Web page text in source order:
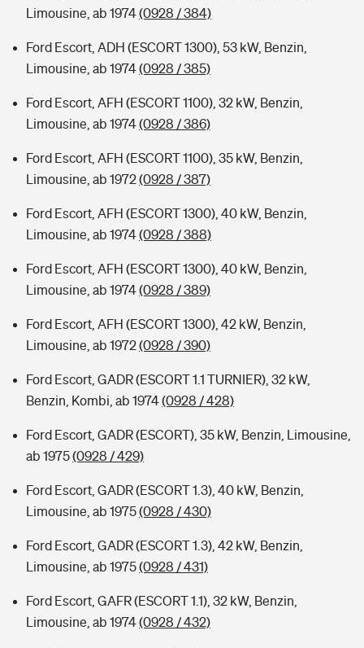
Limousine, ab 1974(0928 / 384)
Ford Escort, ADH (ESCORT 1300), 53 kW, Benzin,
Limousine, ab 1974(0928 / 385)
Ford Escort, AFH (ESCORT 1100), 32 kW, Benzin,
Limousine, ab 1974(0928 / 386)
Ford Escort, AFH (ESCORT 1100), 35 kW, Benzin,
Limousine, ab 1972(0928 / 387)
Ford Escort, AFH (ESCORT 1300), 40 kW, Benzin,
Limousine, ab 1974(0928 / 388)
Ford Escort, AFH (ESCORT 1300), 40 kW, Benzin,
Limousine, ab 1974(0928 / 389)
Ford Escort, AFH (ESCORT 1300), 42 kW, Benzin,
Limousine, ab 1972(0928 / 390)
Ford Escort, GADR (ESCORT 1.1 TURNIER), 32 kW,
Benzin, Kombi, ab 1974(0928 / 428)
Ford Escort, GADR (ESCORT), 35 kW, Benzin, Limousine,
ab 1975(0928 / 429)
Ford Escort, GADR (ESCORT 1.3), 40 kW, Benzin,
Limousine, ab 1975(0928 / 430)
Ford Escort, GADR (ESCORT 1.3), 42 kW, Benzin,
Limousine, ab 1975(0928 / 431)
Ford Escort, GAFR (ESCORT 1.1), 32 kW, Benzin,
Limousine, ab 1974(0928 / 432)